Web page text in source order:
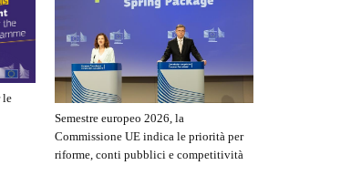
le
Semestre europeo 2026, la
Commissione UE indica le priorità per
riforme, conti pubblici e competitività